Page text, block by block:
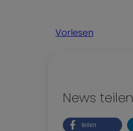
Nachhaltigkeit
Vorlesen
News teilen
teilen